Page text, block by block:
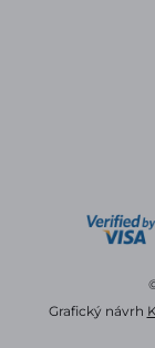
Grafický návrh